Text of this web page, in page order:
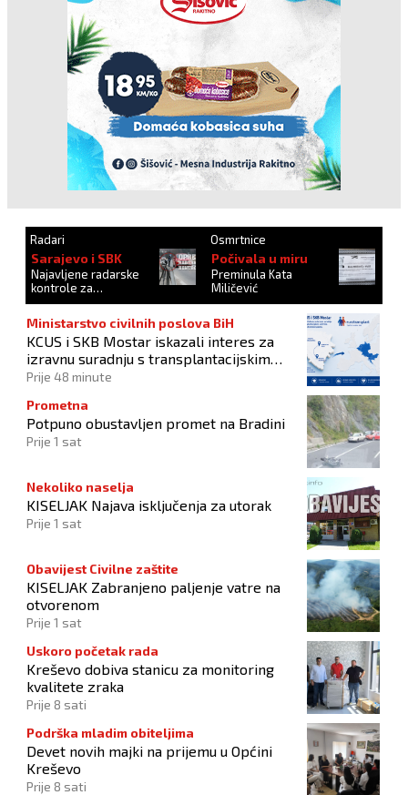
Radari
Sarajevo i SBK
Najavljene radarske
kontrole za
27.10.2024.
Osmrtnice
Počivala u miru
Preminula Kata
Miličević
Ministarstvo civilnih poslova BiH
KCUS i SKB Mostar iskazali interes za
izravnu suradnju s transplantacijskim
centrima članica Eurotransplanta
Prije 48 minute
Prometna
Potpuno obustavljen promet na Bradini
Prije 1 sat
Nekoliko naselja
KISELJAK Najava isključenja za utorak
Prije 1 sat
Obavijest Civilne zaštite
KISELJAK Zabranjeno paljenje vatre na
otvorenom
Prije 1 sat
Uskoro početak rada
Kreševo dobiva stanicu za monitoring
kvalitete zraka
Prije 8 sati
Podrška mladim obiteljima
Devet novih majki na prijemu u Općini
Kreševo
Prije 8 sati